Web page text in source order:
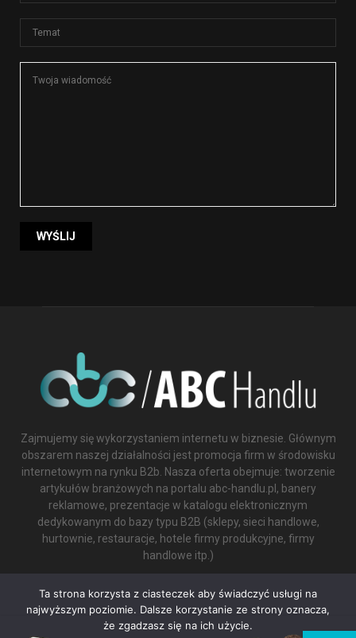
Zajmujemy się wykorzystaniem internetu w biznesie. Głównym
obszarem naszej działalności jest promocja firm w środowisku
internetowym na rynku B2b. Nasza oferta obejmuje: tworzenie
artykułów branżowych na portalu abc-handlu.pl, banery
reklamowe, prezentacje w katalogu elektronicznym
dedykowanym do bazy typu B2B (sklepy, sieci handlowe,
hurtownie, restauracje, hotele firmy produkcyjne, firmy
handlowe itp.)
Ta strona korzysta z ciasteczek aby świadczyć usługi na
najwyższym poziomie. Dalsze korzystanie ze strony oznacza,
że zgadzasz się na ich użycie.